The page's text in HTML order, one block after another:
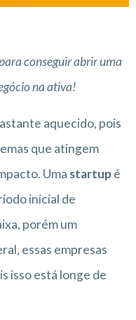
conseguir abrir uma
na ativa!
aquecido, pois
que atingem
Uma startupé
inicial de
porém um
essas empresas
isso está longe de